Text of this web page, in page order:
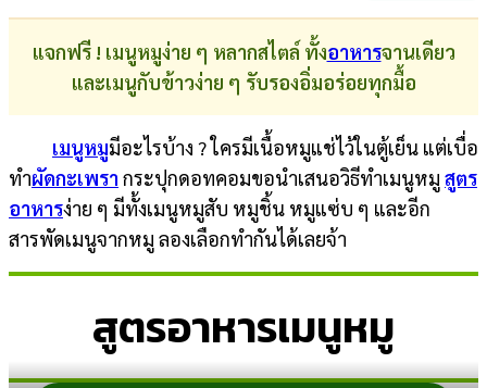
แจกฟรี ! เมนูหมูง่าย ๆ หลากสไตล์ ทั้งอาหารจานเดียว
และเมนูกับข้าวง่าย ๆ รับรองอิ่มอร่อยทุกมื้อ
เมนูหมูมีอะไรบ้าง ? ใครมีเนื้อหมูแช่ไว้ในตู้เย็น แต่เบื่อ
ทำผัดกะเพรา กระปุกดอทคอมขอนำเสนอวิธีทำเมนูหมู สูตร
อาหารง่าย ๆ มีทั้งเมนูหมูสับ หมูชิ้น หมูแซ่บ ๆ และอีก
สารพัดเมนูจากหมู ลองเลือกทำกันได้เลยจ้า
สูตรอาหารเมนูหมู
ตรวจ
หวย
บอล
สด
การ
เงิน
การ
บันเทิง